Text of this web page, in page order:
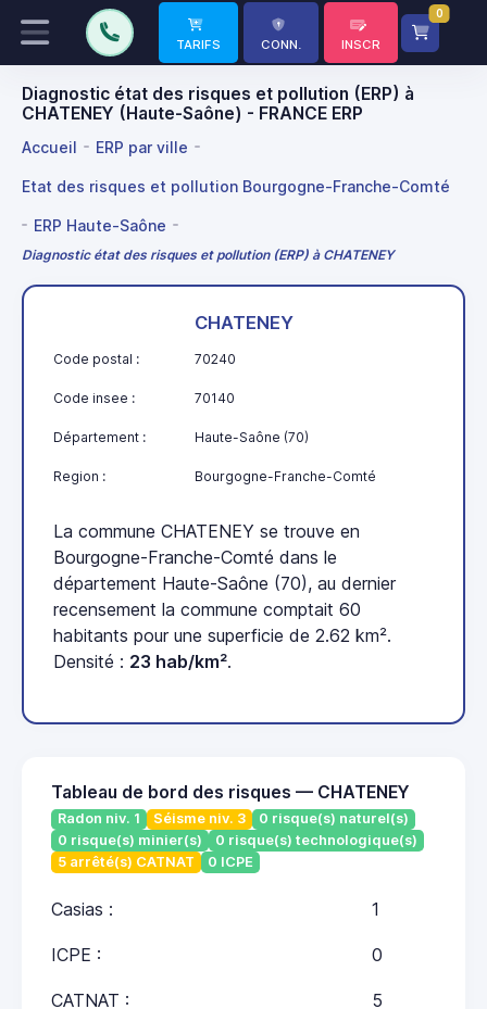
TARIFS CONN. INSCR
0
Diagnostic état des risques et pollution (ERP) à
CHATENEY (Haute-Saône) - FRANCE ERP
Accueil ERP par ville
Etat des risques et pollution Bourgogne-Franche-Comté
ERP Haute-Saône
Diagnostic état des risques et pollution (ERP) à CHATENEY
CHATENEY
Code postal : 70240
Code insee : 70140
Département : Haute-Saône (70)
Region : Bourgogne-Franche-Comté
La commune CHATENEY se trouve en
Bourgogne-Franche-Comté dans le
département Haute-Saône (70), au dernier
recensement la commune comptait 60
habitants pour une superficie de 2.62 km².
Densité : 23 hab/km².
Tableau de bord des risques — CHATENEY
Radon niv. 1 Séisme niv. 3
0 risque(s) naturel(s)
0 risque(s) minier(s)
0 risque(s) technologique(s)
5 arrêté(s) CATNAT
0 ICPE
Casias : 1
ICPE : 0
CATNAT : 5